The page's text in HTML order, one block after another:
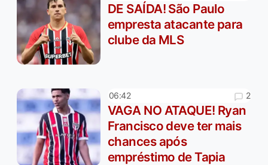
DE SAÍDA! São Paulo
empresta atacante para
clube da MLS
06:42 2
VAGA NO ATAQUE! Ryan
Francisco deve ter mais
chances após
empréstimo de Tapia